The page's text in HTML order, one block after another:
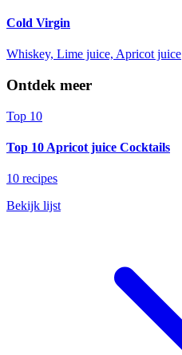
Cold Virgin
Whiskey, Lime juice, Apricot juice
Ontdek meer
Top 10
Top 10 Apricot juice Cocktails
10 recipes
Bekijk lijst